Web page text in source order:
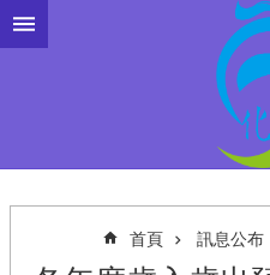
跳到主要內容區塊
首頁 訊息公布